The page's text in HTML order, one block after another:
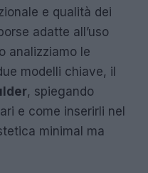
e qualità dei
adatte all’uso
analizziamo le
modelli chiave, il
, spiegando
e come inserirli nel
minimal ma